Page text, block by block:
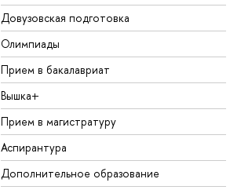
Довузовская подготовка
Олимпиады
Прием в бакалавриат
Вышка+
Прием в магистратуру
Аспирантура
Дополнительное образование